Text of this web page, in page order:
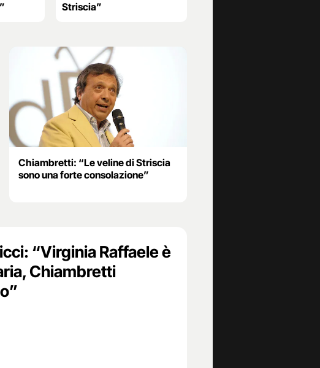
Striscia”
Chiambretti: “Le veline di Striscia
sono una forte consolazione”
“Virginia Raffaele è
Chiambretti